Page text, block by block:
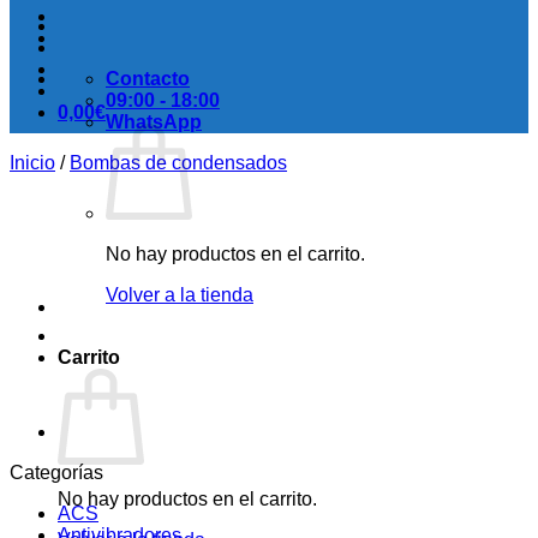
0,00€
No hay productos en el carrito.
Volver a la tienda
Carrito
No hay productos en el carrito.
Contacto
09:00 - 18:00
WhatsApp
Inicio / Bombas de condensados
Categorías
ACS